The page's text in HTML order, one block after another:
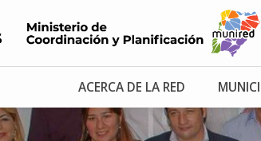
ACERCA DE LA RED